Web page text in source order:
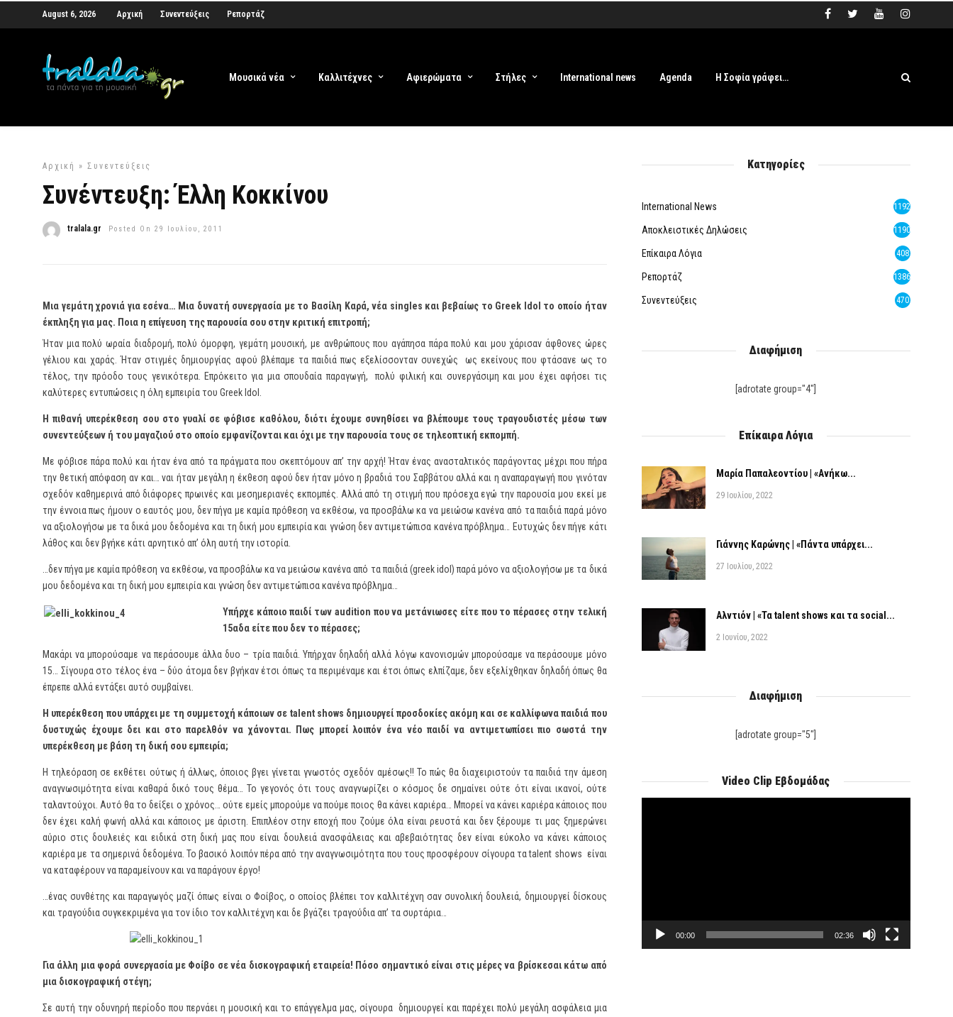
August 6, 2026 Αρχική Συνεντεύξεις Ρεπορτάζ
Μουσικά νέα Καλλιτέχνες Αφιερώματα Στήλες International news Agenda Η Σοφία γράφει…
Αρχική » Συνεντεύξεις
Συνέντευξη: Έλλη Κοκκίνου
tralala.gr Posted On 29 Ιουλίου, 2011
Μια γεμάτη χρονιά για εσένα… Μια δυνατή συνεργασία με το Βασίλη Καρά, νέα singles και βεβαίως το Greek Idol το οποίο ήταν
έκπληξη για μας. Ποια η επίγευση της παρουσία σου στην κριτική επιτροπή;
Ήταν μια πολύ ωραία διαδρομή, πολύ όμορφη, γεμάτη μουσική, με ανθρώπους που αγάπησα πάρα πολύ και μου χάρισαν άφθονες ώρες
γέλιου και χαράς. Ήταν στιγμές δημιουργίας αφού βλέπαμε τα παιδιά πως εξελίσσονταν συνεχώς ως εκείνους που φτάσανε ως το
τέλος, την πρόοδο τους γενικότερα. Επρόκειτο για μια σπουδαία παραγωγή, πολύ φιλική και συνεργάσιμη και μου έχει αφήσει τις
καλύτερες εντυπώσεις η όλη εμπειρία του Greek Idol.
Η πιθανή υπερέκθεση σου στο γυαλί σε φόβισε καθόλου, διότι έχουμε συνηθίσει να βλέπουμε τους τραγουδιστές μέσω των
συνεντεύξεων ή του μαγαζιού στο οποίο εμφανίζονται και όχι με την παρουσία τους σε τηλεοπτική εκπομπή.
Με φόβισε πάρα πολύ και ήταν ένα από τα πράγματα που σκεπτόμουν απ’ την αρχή! Ήταν ένας ανασταλτικός παράγοντας μέχρι που πήρα
την θετική απόφαση αν και… ναι ήταν μεγάλη η έκθεση αφού δεν ήταν μόνο η βραδιά του Σαββάτου αλλά και η αναπαραγωγή που γινόταν
σχεδόν καθημερινά από διάφορες πρωινές και μεσημεριανές εκπομπές. Αλλά από τη στιγμή που πρόσεχα εγώ την παρουσία μου εκεί με
την έννοια πως ήμουν ο εαυτός μου, δεν πήγα με καμία πρόθεση να εκθέσω, να προσβάλω κα να μειώσω κανένα από τα παιδιά παρά μόνο
να αξιολογήσω με τα δικά μου δεδομένα και τη δική μου εμπειρία και γνώση δεν αντιμετώπισα κανένα πρόβλημα… Ευτυχώς δεν πήγε κάτι
λάθος και δεν βγήκε κάτι αρνητικό απ’ όλη αυτή την ιστορία.
…δεν πήγα με καμία πρόθεση να εκθέσω, να προσβάλω κα να μειώσω κανένα από τα παιδιά (greek idol) παρά μόνο να αξιολογήσω με τα δικά
μου δεδομένα και τη δική μου εμπειρία και γνώση δεν αντιμετώπισα κανένα πρόβλημα…
Υπήρχε κάποιο παιδί των audition που να μετάνιωσες είτε που το πέρασες στην τελική
15αδα είτε που δεν το πέρασες;
Μακάρι να μπορούσαμε να περάσουμε άλλα δυο – τρία παιδιά. Υπήρχαν δηλαδή αλλά λόγω κανονισμών μπορούσαμε να περάσουμε μόνο
15… Σίγουρα στο τέλος ένα – δύο άτομα δεν βγήκαν έτσι όπως τα περιμέναμε και έτσι όπως ελπίζαμε, δεν εξελίχθηκαν δηλαδή όπως θα
έπρεπε αλλά εντάξει αυτό συμβαίνει.
Η υπερέκθεση που υπάρχει με τη συμμετοχή κάποιων σε talent shows δημιουργεί προσδοκίες ακόμη και σε καλλίφωνα παιδιά που
δυστυχώς έχουμε δει και στο παρελθόν να χάνονται. Πως μπορεί λοιπόν ένα νέο παιδί να αντιμετωπίσει πιο σωστά την
υπερέκθεση με βάση τη δική σου εμπειρία;
Η τηλεόραση σε εκθέτει ούτως ή άλλως, όποιος βγει γίνεται γνωστός σχεδόν αμέσως!! Το πώς θα διαχειριστούν τα παιδιά την άμεση
αναγνωσιμότητα είναι καθαρά δικό τους θέμα… Το γεγονός ότι τους αναγνωρίζει ο κόσμος δε σημαίνει ούτε ότι είναι ικανοί, ούτε
ταλαντούχοι. Αυτό θα το δείξει ο χρόνος… ούτε εμείς μπορούμε να πούμε ποιος θα κάνει καριέρα… Μπορεί να κάνει καριέρα κάποιος που
δεν έχει καλή φωνή αλλά και κάποιος με άριστη. Επιπλέον στην εποχή που ζούμε όλα είναι ρευστά και δεν ξέρουμε τι μας ξημερώνει
αύριο στις δουλειές και ειδικά στη δική μας που είναι δουλειά ανασφάλειας και αβεβαιότητας δεν είναι εύκολο να κάνει κάποιος
καριέρα με τα σημερινά δεδομένα. Το βασικό λοιπόν πέρα από την αναγνωσιμότητα που τους προσφέρουν σίγουρα τα talent shows είναι
να καταφέρουν να παραμείνουν και να παράγουν έργο!
…ένας συνθέτης και παραγωγός μαζί όπως είναι ο Φοίβος, ο οποίος βλέπει τον καλλιτέχνη σαν συνολική δουλειά, δημιουργεί δίσκους
και τραγούδια συγκεκριμένα για τον ίδιο τον καλλιτέχνη και δε βγάζει τραγούδια απ’ τα συρτάρια…
Για άλλη μια φορά συνεργασία με Φοίβο σε νέα δισκογραφική εταιρεία! Πόσο σημαντικό είναι στις μέρες να βρίσκεσαι κάτω από
μια δισκογραφική στέγη;
Σε αυτή την οδυνηρή περίοδο που περνάει η μουσική και το επάγγελμα μας, σίγουρα δημιουργεί και παρέχει πολύ μεγάλη ασφάλεια μια
Κατηγορίες
International News 1192
Αποκλειστικές Δηλώσεις 1190
Επίκαιρα Λόγια 408
Ρεπορτάζ 1386
Συνεντεύξεις 470
Διαφήμιση
[adrotate group="4"]
Επίκαιρα Λόγια
Μαρία Παπαλεοντίου | «Ανήκω...
29 Ιουλίου, 2022
Γιάννης Καρώνης | «Πάντα υπάρχει...
27 Ιουλίου, 2022
Αλντιόν | «Τα talent shows και τα social...
2 Ιουνίου, 2022
Διαφήμιση
[adrotate group="5"]
Video Clip Εβδομάδας
00:00 02:36